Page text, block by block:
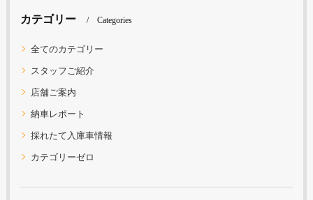
カテゴリー Categories
全てのカテゴリー
スタッフご紹介
店舗ご案内
納車レポート
採れたて入庫車情報
カテゴリーゼロ